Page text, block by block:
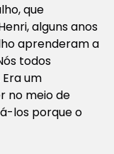
que
alguns anos
aprenderam a
todos
um
no meio de
los porque o